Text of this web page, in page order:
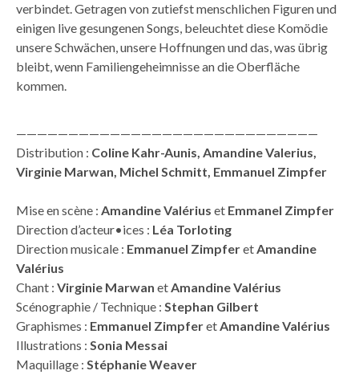
verbindet. Getragen von zutiefst menschlichen Figuren und
einigen live gesungenen Songs, beleuchtet diese Komödie
unsere Schwächen, unsere Hoffnungen und das, was übrig
bleibt, wenn Familiengeheimnisse an die Oberfläche
kommen.
—————————————————————————————
Distribution : Coline Kahr-Aunis, Amandine Valerius,
Virginie Marwan, Michel Schmitt, Emmanuel Zimpfer
Mise en scène : Amandine Valérius et Emmanel Zimpfer
Direction d’acteur•ices : Léa Torloting
Direction musicale : Emmanuel ZimpferetAmandine
Valérius
Chant : Virginie Marwan etAmandine Valérius
Scénographie / Technique : Stephan Gilbert
Graphismes : Emmanuel ZimpferetAmandine Valérius
Illustrations : Sonia Messai
Maquillage : Stéphanie Weaver